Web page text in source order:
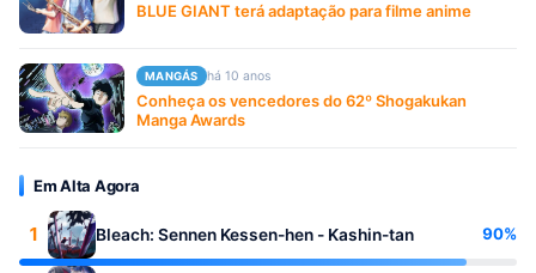
BLUE GIANT terá adaptação para filme anime
MANGÁS há 10 anos
Conheça os vencedores do 62º Shogakukan
Manga Awards
Em Alta Agora
1 Bleach: Sennen Kessen-hen - Kashin-tan 90%